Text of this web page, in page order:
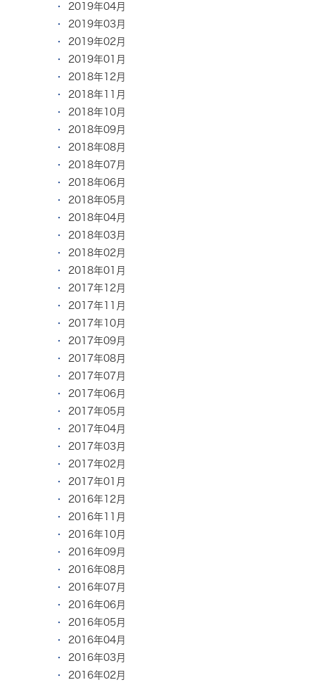
2019年04月
2019年03月
2019年02月
2019年01月
2018年12月
2018年11月
2018年10月
2018年09月
2018年08月
2018年07月
2018年06月
2018年05月
2018年04月
2018年03月
2018年02月
2018年01月
2017年12月
2017年11月
2017年10月
2017年09月
2017年08月
2017年07月
2017年06月
2017年05月
2017年04月
2017年03月
2017年02月
2017年01月
2016年12月
2016年11月
2016年10月
2016年09月
2016年08月
2016年07月
2016年06月
2016年05月
2016年04月
2016年03月
2016年02月